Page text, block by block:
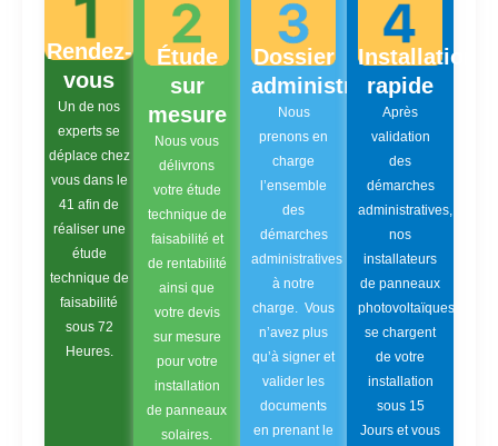
Rendez-
vous
Un de nos
experts se
déplace chez
vous dans le
41 afin de
réaliser une
étude
technique de
faisabilité
sous 72
Heures.
Étude
sur
mesure
Nous vous
délivrons
votre étude
technique de
faisabilité et
de rentabilité
ainsi que
votre devis
sur mesure
pour votre
installation
de panneaux
solaires.
Dossier
administratif
Nous
prenons en
charge
l’ensemble
des
démarches
administratives
à notre
charge. Vous
n’avez plus
qu’à signer et
valider les
documents
en prenant le
Installation
rapide
Après
validation
des
démarches
administratives,
nos
installateurs
de panneaux
photovoltaïques
se chargent
de votre
installation
sous 15
Jours et vous